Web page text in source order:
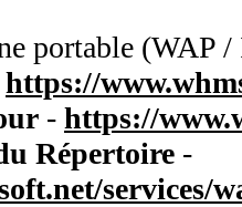
portable
https://
- https://
Répertoire -
services/